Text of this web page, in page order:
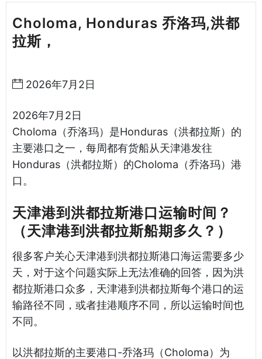
Choloma, Honduras 乔洛玛,洪都
拉斯，
2026年7月2日
2026年7月2日
Choloma（乔洛玛）是Honduras（洪都拉斯）的
主要港口之一，每周都有货船从天津港发往
Honduras（洪都拉斯）的Choloma（乔洛玛）港
口。
天津港到洪都拉斯港口运输时间？
（天津港到洪都拉斯船期多久？）
很多客户关心天津港到洪都拉斯港口海运需要多少
天，对于这个问题实际上无法准确的回答，因为洪
都拉斯港口众多，天津港到洪都拉斯每个港口的运
输路径不同，或者挂港顺序不同，所以运输时间也
不同。
以洪都拉斯的主要港口-乔洛玛（Choloma）为